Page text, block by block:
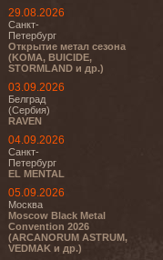
29.08.2026
Санкт-
Петербург
Открытие метал сезона
(KOMA, BUICIDE,
STORMLAND и др.)
03.09.2026
Белград
(Сербия)
RAVEN
04.09.2026
Санкт-
Петербург
EL MENTAL
05.09.2026
Москва
Moscow Black Metal
Convention 2026
(ARCANORUM ASTRUM,
VEDMAK и др.)